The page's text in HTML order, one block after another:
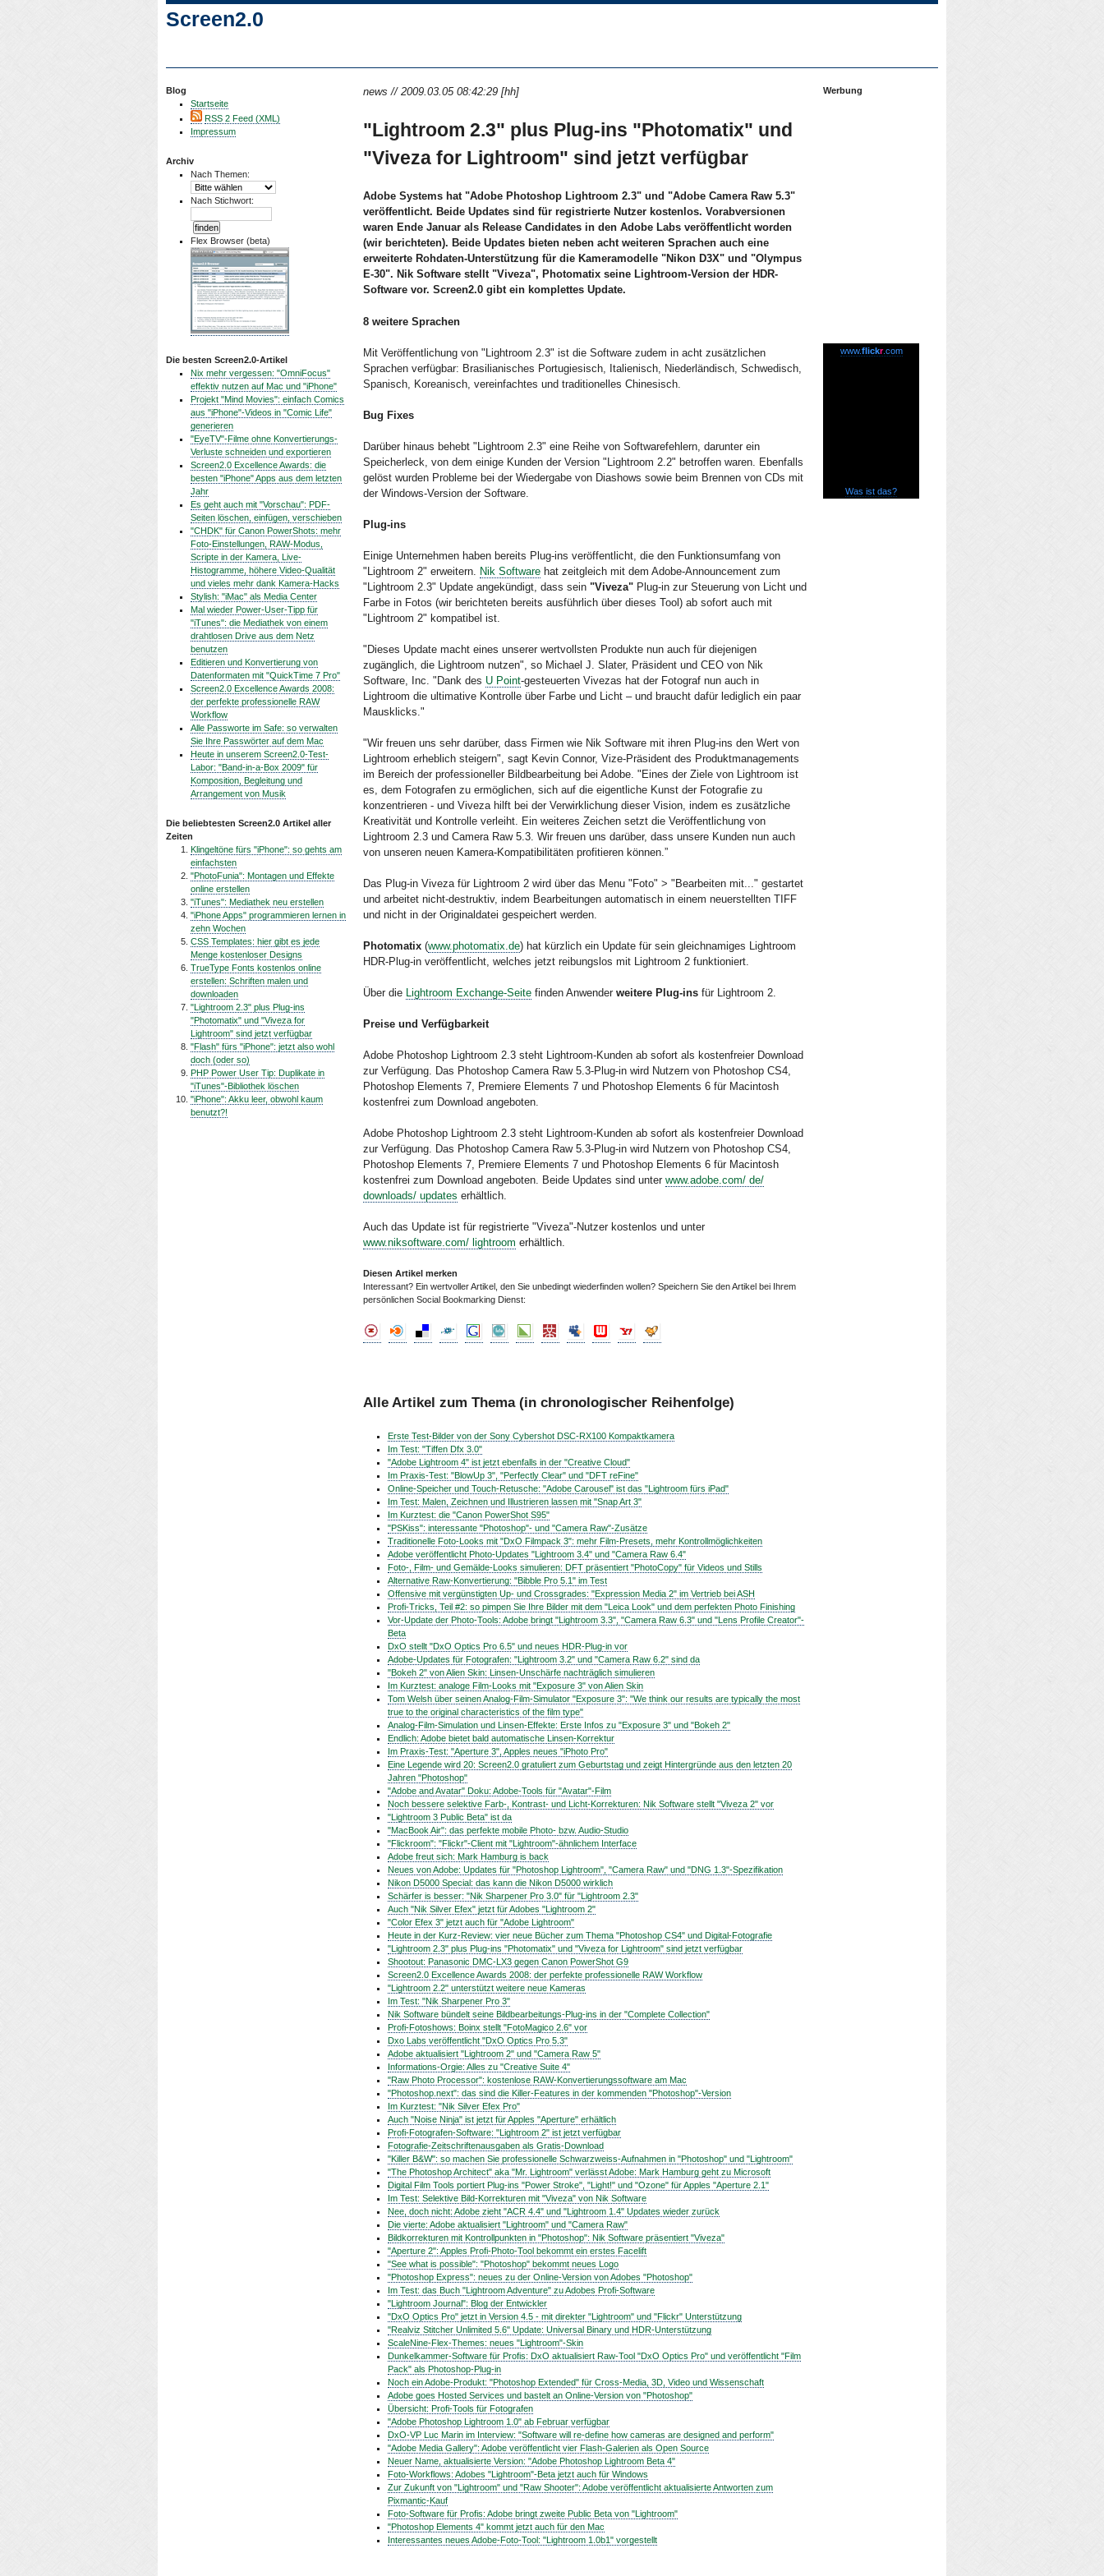
Screen2.0
Blog
Startseite
RSS 2 Feed (XML)
Impressum
Archiv
Nach Themen:
Nach Stichwort:
Flex Browser (beta)
Die besten Screen2.0-Artikel
Nix mehr vergessen: "OmniFocus"
effektiv nutzen auf Mac und "iPhone"
Projekt "Mind Movies": einfach Comics
aus "iPhone"-Videos in "Comic Life"
generieren
"EyeTV"-Filme ohne Konvertierungs-
Verluste schneiden und exportieren
Screen2.0 Excellence Awards: die
besten "iPhone" Apps aus dem letzten
Jahr
Es geht auch mit "Vorschau": PDF-
Seiten löschen, einfügen, verschieben
"CHDK" für Canon PowerShots: mehr
Foto-Einstellungen, RAW-Modus,
Scripte in der Kamera, Live-
Histogramme, höhere Video-Qualität
und vieles mehr dank Kamera-Hacks
Stylish: "iMac" als Media Center
Mal wieder Power-User-Tipp für
"iTunes": die Mediathek von einem
drahtlosen Drive aus dem Netz
benutzen
Editieren und Konvertierung von
Datenformaten mit "QuickTime 7 Pro"
Screen2.0 Excellence Awards 2008:
der perfekte professionelle RAW
Workflow
Alle Passworte im Safe: so verwalten
Sie Ihre Passwörter auf dem Mac
Heute in unserem Screen2.0-Test-
Labor: "Band-in-a-Box 2009" für
Komposition, Begleitung und
Arrangement von Musik
Die beliebtesten Screen2.0 Artikel aller
Zeiten
Klingeltöne fürs "iPhone": so gehts am
einfachsten
"PhotoFunia": Montagen und Effekte
online erstellen
"iTunes": Mediathek neu erstellen
"iPhone Apps" programmieren lernen in
zehn Wochen
CSS Templates: hier gibt es jede
Menge kostenloser Designs
TrueType Fonts kostenlos online
erstellen: Schriften malen und
downloaden
"Lightroom 2.3" plus Plug-ins
"Photomatix" und "Viveza for
Lightroom" sind jetzt verfügbar
"Flash" fürs "iPhone": jetzt also wohl
doch (oder so)
PHP Power User Tip: Duplikate in
"iTunes"-Bibliothek löschen
"iPhone": Akku leer, obwohl kaum
benutzt?!
news // 2009.03.05 08:42:29 [hh]
"Lightroom 2.3" plus Plug-ins "Photomatix" und
"Viveza for Lightroom" sind jetzt verfügbar
Adobe Systems hat "Adobe Photoshop Lightroom 2.3" und "Adobe Camera Raw 5.3"
veröffentlicht. Beide Updates sind für registrierte Nutzer kostenlos. Vorabversionen
waren Ende Januar als Release Candidates in den Adobe Labs veröffentlicht worden
(wir berichteten). Beide Updates bieten neben acht weiteren Sprachen auch eine
erweiterte Rohdaten-Unterstützung für die Kameramodelle "Nikon D3X" und "Olympus
E-30". Nik Software stellt "Viveza", Photomatix seine Lightroom-Version der HDR-
Software vor. Screen2.0 gibt ein komplettes Update.
8 weitere Sprachen
Mit Veröffentlichung von "Lightroom 2.3" ist die Software zudem in acht zusätzlichen
Sprachen verfügbar: Brasilianisches Portugiesisch, Italienisch, Niederländisch, Schwedisch,
Spanisch, Koreanisch, vereinfachtes und traditionelles Chinesisch.
Bug Fixes
Darüber hinaus behebt "Lightroom 2.3" eine Reihe von Softwarefehlern, darunter ein
Speicherleck, von dem einige Kunden der Version "Lightroom 2.2" betroffen waren. Ebenfalls
gelöst wurden Probleme bei der Wiedergabe von Diashows sowie beim Brennen von CDs mit
der Windows-Version der Software.
Plug-ins
Einige Unternehmen haben bereits Plug-ins veröffentlicht, die den Funktionsumfang von
"Lightroom 2" erweitern. Nik Software hat zeitgleich mit dem Adobe-Announcement zum
"Lightroom 2.3" Update angekündigt, dass sein "Viveza" Plug-in zur Steuerung von Licht und
Farbe in Fotos (wir berichteten bereits ausführlich über dieses Tool) ab sofort auch mit
"Lightroom 2" kompatibel ist.
"Dieses Update macht eines unserer wertvollsten Produkte nun auch für diejenigen
zugänglich, die Lightroom nutzen", so Michael J. Slater, Präsident und CEO von Nik
Software, Inc. "Dank des U Point-gesteuerten Vivezas hat der Fotograf nun auch in
Lightroom die ultimative Kontrolle über Farbe und Licht – und braucht dafür lediglich ein paar
Mausklicks."
"Wir freuen uns sehr darüber, dass Firmen wie Nik Software mit ihren Plug-ins den Wert von
Lightroom erheblich steigern", sagt Kevin Connor, Vize-Präsident des Produktmanagements
im Bereich der professioneller Bildbearbeitung bei Adobe. "Eines der Ziele von Lightroom ist
es, dem Fotografen zu ermöglichen, sich auf die eigentliche Kunst der Fotografie zu
konzentrieren - und Viveza hilft bei der Verwirklichung dieser Vision, indem es zusätzliche
Kreativität und Kontrolle verleiht. Ein weiteres Zeichen setzt die Veröffentlichung von
Lightroom 2.3 und Camera Raw 5.3. Wir freuen uns darüber, dass unsere Kunden nun auch
von unseren neuen Kamera-Kompatibilitäten profitieren können.”
Das Plug-in Viveza für Lightroom 2 wird über das Menu "Foto" > "Bearbeiten mit..." gestartet
und arbeitet nicht-destruktiv, indem Bearbeitungen automatisch in einem neuerstellten TIFF
und nicht in der Originaldatei gespeichert werden.
Photomatix (www.photomatix.de) hat kürzlich ein Update für sein gleichnamiges Lightroom
HDR-Plug-in veröffentlicht, welches jetzt reibungslos mit Lightroom 2 funktioniert.
Über die Lightroom Exchange-Seite finden Anwender weitere Plug-ins für Lightroom 2.
Preise und Verfügbarkeit
Adobe Photoshop Lightroom 2.3 steht Lightroom-Kunden ab sofort als kostenfreier Download
zur Verfügung. Das Photoshop Camera Raw 5.3-Plug-in wird Nutzern von Photoshop CS4,
Photoshop Elements 7, Premiere Elements 7 und Photoshop Elements 6 für Macintosh
kostenfrei zum Download angeboten.
Adobe Photoshop Lightroom 2.3 steht Lightroom-Kunden ab sofort als kostenfreier Download
zur Verfügung. Das Photoshop Camera Raw 5.3-Plug-in wird Nutzern von Photoshop CS4,
Photoshop Elements 7, Premiere Elements 7 und Photoshop Elements 6 für Macintosh
kostenfrei zum Download angeboten. Beide Updates sind unter www.adobe.com/ de/
downloads/ updates erhältlich.
Auch das Update ist für registrierte "Viveza"-Nutzer kostenlos und unter
www.niksoftware.com/ lightroom erhältlich.
Diesen Artikel merken
Interessant? Ein wertvoller Artikel, den Sie unbedingt wiederfinden wollen? Speichern Sie den Artikel bei Ihrem
persönlichen Social Bookmarking Dienst:
Alle Artikel zum Thema (in chronologischer Reihenfolge)
Erste Test-Bilder von der Sony Cybershot DSC-RX100 Kompaktkamera
Im Test: "Tiffen Dfx 3.0"
"Adobe Lightroom 4" ist jetzt ebenfalls in der "Creative Cloud"
Im Praxis-Test: "BlowUp 3", "Perfectly Clear" und "DFT reFine"
Online-Speicher und Touch-Retusche: "Adobe Carousel" ist das "Lightroom fürs iPad"
Im Test: Malen, Zeichnen und Illustrieren lassen mit "Snap Art 3"
Im Kurztest: die "Canon PowerShot S95"
"PSKiss": interessante "Photoshop"- und "Camera Raw"-Zusätze
Traditionelle Foto-Looks mit "DxO Filmpack 3": mehr Film-Presets, mehr Kontrollmöglichkeiten
Adobe veröffentlicht Photo-Updates "Lightroom 3.4" und "Camera Raw 6.4"
Foto-, Film- und Gemälde-Looks simulieren: DFT präsentiert "PhotoCopy" für Videos und Stills
Alternative Raw-Konvertierung: "Bibble Pro 5.1" im Test
Offensive mit vergünstigten Up- und Crossgrades: "Expression Media 2" im Vertrieb bei ASH
Profi-Tricks, Teil #2: so pimpen Sie Ihre Bilder mit dem "Leica Look" und dem perfekten Photo Finishing
Vor-Update der Photo-Tools: Adobe bringt "Lightroom 3.3", "Camera Raw 6.3" und "Lens Profile Creator"-
Beta
DxO stellt "DxO Optics Pro 6.5" und neues HDR-Plug-in vor
Adobe-Updates für Fotografen: "Lightroom 3.2" und "Camera Raw 6.2" sind da
"Bokeh 2" von Alien Skin: Linsen-Unschärfe nachträglich simulieren
Im Kurztest: analoge Film-Looks mit "Exposure 3" von Alien Skin
Tom Welsh über seinen Analog-Film-Simulator "Exposure 3": "We think our results are typically the most
true to the original characteristics of the film type"
Analog-Film-Simulation und Linsen-Effekte: Erste Infos zu "Exposure 3" und "Bokeh 2"
Endlich: Adobe bietet bald automatische Linsen-Korrektur
Im Praxis-Test: "Aperture 3", Apples neues "iPhoto Pro"
Eine Legende wird 20: Screen2.0 gratuliert zum Geburtstag und zeigt Hintergründe aus den letzten 20
Jahren "Photoshop"
"Adobe and Avatar" Doku: Adobe-Tools für "Avatar"-Film
Noch bessere selektive Farb-, Kontrast- und Licht-Korrekturen: Nik Software stellt "Viveza 2" vor
"Lightroom 3 Public Beta" ist da
"MacBook Air": das perfekte mobile Photo- bzw. Audio-Studio
"Flickroom": "Flickr"-Client mit "Lightroom"-ähnlichem Interface
Adobe freut sich: Mark Hamburg is back
Neues von Adobe: Updates für "Photoshop Lightroom", "Camera Raw" und "DNG 1.3"-Spezifikation
Nikon D5000 Special: das kann die Nikon D5000 wirklich
Schärfer is besser: "Nik Sharpener Pro 3.0" für "Lightroom 2.3"
Auch "Nik Silver Efex" jetzt für Adobes "Lightroom 2"
"Color Efex 3" jetzt auch für "Adobe Lightroom"
Heute in der Kurz-Review: vier neue Bücher zum Thema "Photoshop CS4" und Digital-Fotografie
"Lightroom 2.3" plus Plug-ins "Photomatix" und "Viveza for Lightroom" sind jetzt verfügbar
Shootout: Panasonic DMC-LX3 gegen Canon PowerShot G9
Screen2.0 Excellence Awards 2008: der perfekte professionelle RAW Workflow
"Lightroom 2.2" unterstützt weitere neue Kameras
Im Test: "Nik Sharpener Pro 3"
Nik Software bündelt seine Bildbearbeitungs-Plug-ins in der "Complete Collection"
Profi-Fotoshows: Boinx stellt "FotoMagico 2.6" vor
Dxo Labs veröffentlicht "DxO Optics Pro 5.3"
Adobe aktualisiert "Lightroom 2" und "Camera Raw 5"
Informations-Orgie: Alles zu "Creative Suite 4"
"Raw Photo Processor": kostenlose RAW-Konvertierungssoftware am Mac
"Photoshop.next": das sind die Killer-Features in der kommenden "Photoshop"-Version
Im Kurztest: "Nik Silver Efex Pro"
Auch "Noise Ninja" ist jetzt für Apples "Aperture" erhältlich
Profi-Fotografen-Software: "Lightroom 2" ist jetzt verfügbar
Fotografie-Zeitschriftenausgaben als Gratis-Download
"Killer B&W": so machen Sie professionelle Schwarzweiss-Aufnahmen in "Photoshop" und "Lightroom"
"The Photoshop Architect" aka "Mr. Lightroom" verlässt Adobe: Mark Hamburg geht zu Microsoft
Digital Film Tools portiert Plug-ins "Power Stroke", "Light!" und "Ozone" für Apples "Aperture 2.1"
Im Test: Selektive Bild-Korrekturen mit "Viveza" von Nik Software
Nee, doch nicht: Adobe zieht "ACR 4.4" und "Lightroom 1.4" Updates wieder zurück
Die vierte: Adobe aktualisiert "Lightroom" und "Camera Raw"
Bildkorrekturen mit Kontrollpunkten in "Photoshop": Nik Software präsentiert "Viveza"
"Aperture 2": Apples Profi-Photo-Tool bekommt ein erstes Facelift
"See what is possible": "Photoshop" bekommt neues Logo
"Photoshop Express": neues zu der Online-Version von Adobes "Photoshop"
Im Test: das Buch "Lightroom Adventure" zu Adobes Profi-Software
"Lightroom Journal": Blog der Entwickler
"DxO Optics Pro" jetzt in Version 4.5 - mit direkter "Lightroom" und "Flickr" Unterstützung
"Realviz Stitcher Unlimited 5.6" Update: Universal Binary und HDR-Unterstützung
ScaleNine-Flex-Themes: neues "Lightroom"-Skin
Dunkelkammer-Software für Profis: DxO aktualisiert Raw-Tool "DxO Optics Pro" und veröffentlicht "Film
Pack" als Photoshop-Plug-in
Noch ein Adobe-Produkt: "Photoshop Extended" für Cross-Media, 3D, Video und Wissenschaft
Adobe goes Hosted Services und bastelt an Online-Version von "Photoshop"
Übersicht: Profi-Tools für Fotografen
"Adobe Photoshop Lightroom 1.0" ab Februar verfügbar
DxO-VP Luc Marin im Interview: "Software will re-define how cameras are designed and perform"
"Adobe Media Gallery": Adobe veröffentlicht vier Flash-Galerien als Open Source
Neuer Name, aktualisierte Version: "Adobe Photoshop Lightroom Beta 4"
Foto-Workflows: Adobes "Lightroom"-Beta jetzt auch für Windows
Zur Zukunft von "Lightroom" und "Raw Shooter": Adobe veröffentlicht aktualisierte Antworten zum
Pixmantic-Kauf
Foto-Software für Profis: Adobe bringt zweite Public Beta von "Lightroom"
"Photoshop Elements 4" kommt jetzt auch für den Mac
Interessantes neues Adobe-Foto-Tool: "Lightroom 1.0b1" vorgestellt
Werbung
www.flickr.com
Was ist das?